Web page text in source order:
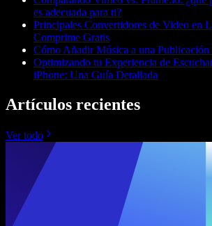
es adecuada para ti?
Principales Convertidores de Video en
Comprime Gratis
Cómo Añadir Música a una Publicación
Optimizando tu Experiencia de
iPhone: Una Guía Detallada
Artículos recientes
Ver todo